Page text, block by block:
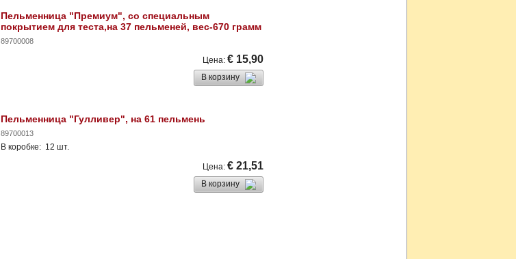
Пельменница "Премиум", со специальным
покрытием для теста,на 37 пельменей, вес-670 грамм
89700008
Цена: € 15,90
В корзину
Пельменница "Гулливер", на 61 пельмень
89700013
В коробке: 12 шт.
Цена: € 21,51
В корзину